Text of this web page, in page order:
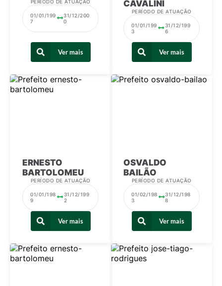
PERÍODO DE ATUAÇÃO
01/01/199
7
31/12/200
0
Ver mais
CAVALINI
PERÍODO DE ATUAÇÃO
01/01/199
3
31/12/199
6
Ver mais
ERNESTO
BARTOLOMEU
PERÍODO DE ATUAÇÃO
01/01/198
9
31/12/199
2
Ver mais
OSVALDO
BAILÃO
PERÍODO DE ATUAÇÃO
01/02/198
3
31/12/198
8
Ver mais